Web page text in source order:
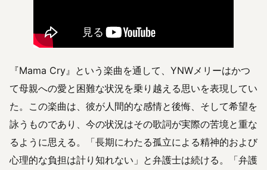
『Mama Cry』という楽曲を通して、YNWメリーはかつ
て母親への愛と困難な状況を乗り越える思いを表現してい
た。この楽曲は、彼が人間的な感情と後悔、そして希望を
詠うものであり、今の状況はその歌詞が実際の苦境と重な
るように思える。「長期にわたる孤立による精神的および
心理的な負担は計り知れない」と弁護士は続ける。「弁護